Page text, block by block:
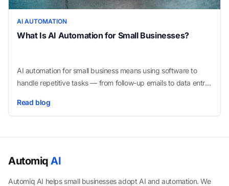
AI AUTOMATION
What Is AI Automation for Small Businesses?
AI automation for small business means using software to
handle repetitive tasks — from follow-up emails to data entry
revenue.
Read blog
Automiq AI
Automiq AI helps small businesses adopt AI and automation. We